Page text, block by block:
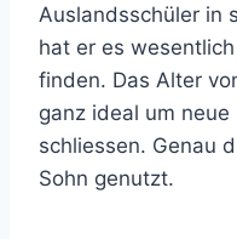
Auslandsschüler in
hat er es
finden. Das Alter
ganz ideal um
schliessen. Genau
Sohn genutzt.